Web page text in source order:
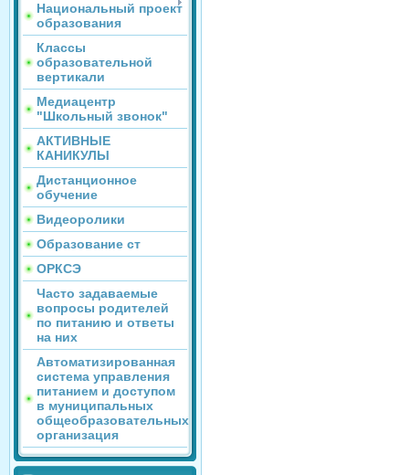
Национальный проект
образования
Классы
образовательной
вертикали
Медиацентр
"Школьный звонок"
АКТИВНЫЕ
КАНИКУЛЫ
Дистанционное
обучение
Видеоролики
Образование ст
ОРКСЭ
Часто задаваемые
вопросы родителей
по питанию и ответы
на них
Автоматизированная
система управления
питанием и доступом
в муниципальных
общеобразовательных
организация